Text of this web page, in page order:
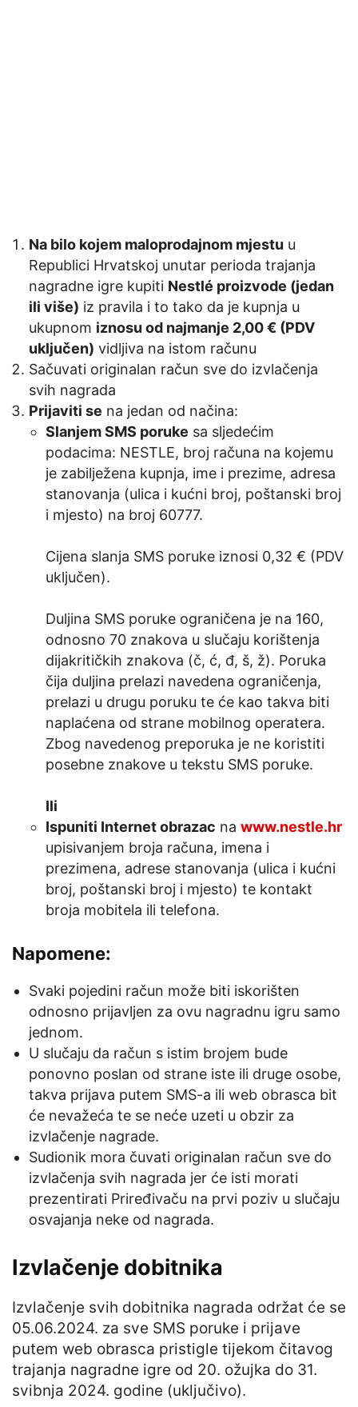
Na bilo kojem maloprodajnom mjestu u
Republici Hrvatskoj unutar perioda trajanja
nagradne igre kupiti Nestlé proizvode (jedan
ili više) iz pravila i to tako da je kupnja u
ukupnom iznosu od najmanje 2,00 € (PDV
uključen) vidljiva na istom računu
Sačuvati originalan račun sve do izvlačenja
svih nagrada
Prijaviti se na jedan od načina:
Slanjem SMS poruke sa sljedećim
podacima: NESTLE, broj računa na kojemu
je zabilježena kupnja, ime i prezime, adresa
stanovanja (ulica i kućni broj, poštanski broj
i mjesto) na broj 60777.
Cijena slanja SMS poruke iznosi 0,32 € (PDV
uključen).
Duljina SMS poruke ograničena je na 160,
odnosno 70 znakova u slučaju korištenja
dijakritičkih znakova (č, ć, đ, š, ž). Poruka
čija duljina prelazi navedena ograničenja,
prelazi u drugu poruku te će kao takva biti
naplaćena od strane mobilnog operatera.
Zbog navedenog preporuka je ne koristiti
posebne znakove u tekstu SMS poruke.
Ili
Ispuniti Internet obrazac na www.nestle.hr
upisivanjem broja računa, imena i
prezimena, adrese stanovanja (ulica i kućni
broj, poštanski broj i mjesto) te kontakt
broja mobitela ili telefona.
Napomene:
Svaki pojedini račun može biti iskorišten
odnosno prijavljen za ovu nagradnu igru samo
jednom.
U slučaju da račun s istim brojem bude
ponovno poslan od strane iste ili druge osobe,
takva prijava putem SMS-a ili web obrasca bit
će nevažeća te se neće uzeti u obzir za
izvlačenje nagrade.
Sudionik mora čuvati originalan račun sve do
izvlačenja svih nagrada jer će isti morati
prezentirati Priređivaču na prvi poziv u slučaju
osvajanja neke od nagrada.
Izvlačenje dobitnika
Izvlačenje svih dobitnika nagrada održat će se
05.06.2024. za sve SMS poruke i prijave
putem web obrasca pristigle tijekom čitavog
trajanja nagradne igre od 20. ožujka do 31.
svibnja 2024. godine (uključivo).